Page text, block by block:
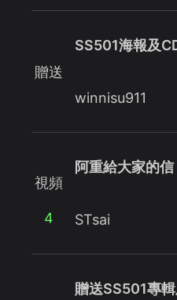
贈送
SS501海報及
winnisu911
視頻
4
阿重給大家的信
STsai
贈送SS501專